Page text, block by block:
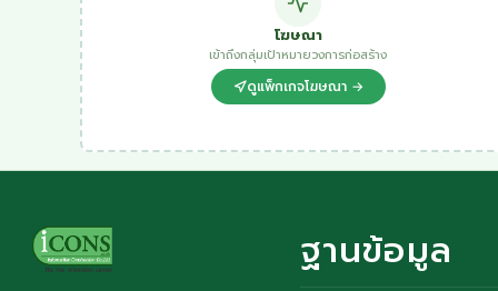
โฆษณา
เข้าถึงกลุ่มเป้าหมายวงการก่อสร้าง
ดูแพ็กเกจโฆษณา →
ฐานข้อมูล